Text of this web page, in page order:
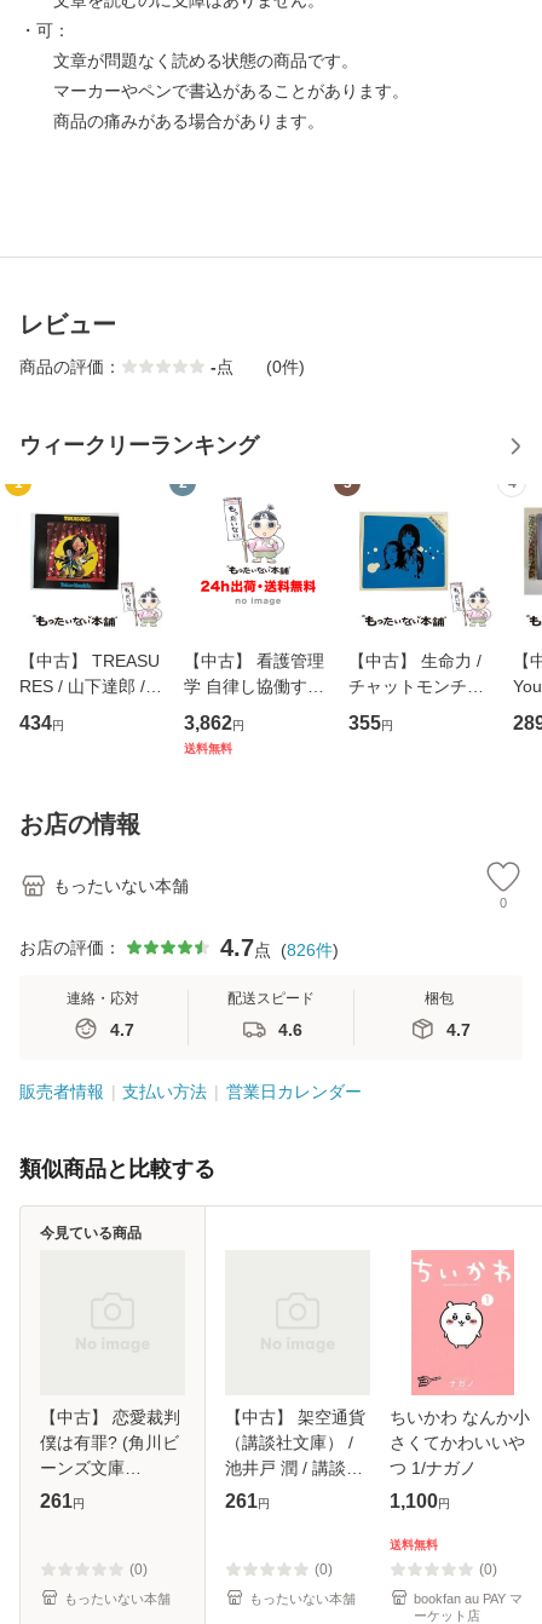
・可：
文章が問題なく読める状態の商品です。
マーカーやペンで書込があることがあります。
商品の痛みがある場合があります。
レビュー
商品の評価： -点 (0件)
ウィークリーランキング
1
【中古】 TREASU
RES / 山下達郎 /
イーストウエス
ト・ジャパン [CD]
434円
2
【中古】 看護管理
学 自律し協働する
専門職の看護マネ
ジメントスキル 改
3,862円
送料無料
3
【中古】 生命力 /
チャットモンチー /
キューンレコード
[CD]【メール便送
355円
4
【
のが
お店の情報
もったいない本舗
0
お店の評価： 4.7点 (826件)
連絡・応対
4.7
配送スピード
4.6
梱包
4.7
販売者情報 支払い方法 営業日カレンダー
類似商品と比較する
【中古】 恋愛裁判
僕は有罪? (角川ビ
ーンズ文庫
BB505-1) / 西本紘
料無料】
261円
(0)
もったいない本舗
今見ている商品
【中古】 架空通貨
（講談社文庫） /
池井戸 潤 / 講談社
[文庫]【メール便送
261円
(0)
もったいない本舗
ちいかわ なんか小
さくてかわいいや
つ 1/ナガノ
1,100円
送料無料
(0)
bookfan au PAY マ
ーケット店